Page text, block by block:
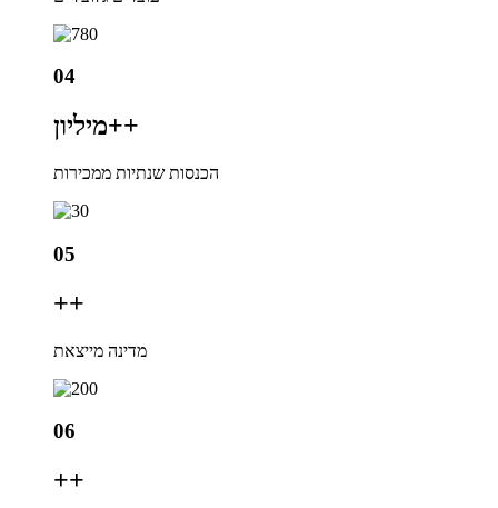
04
מיליון++
הכנסות שנתיות ממכירות
05
++
מדינה מייצאת
06
++